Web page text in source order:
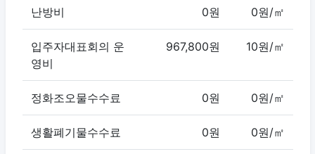
난방비 0원 0원/㎡
입주자대표회의 운
영비
967,800원 10원/㎡
정화조오물수수료 0원 0원/㎡
생활폐기물수수료 0원 0원/㎡